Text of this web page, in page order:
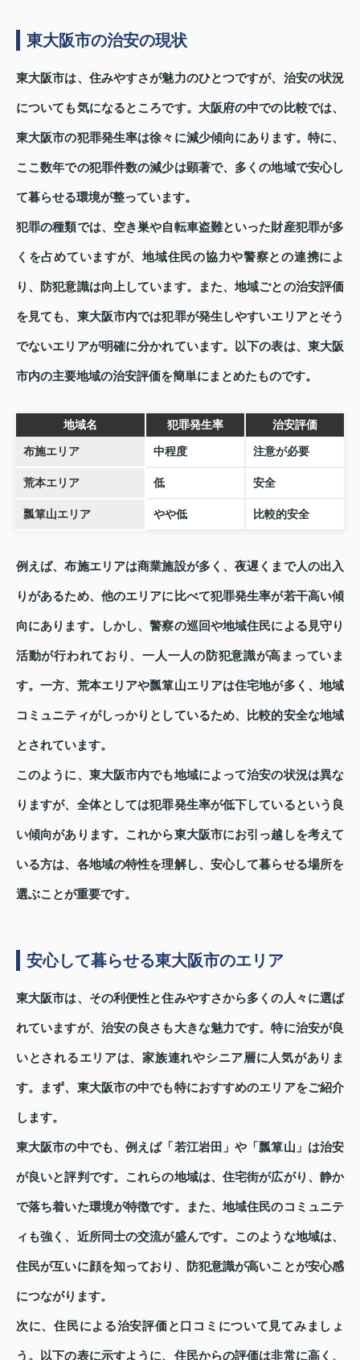
東大阪市の治安の現状
東大阪市は、住みやすさが魅力のひとつですが、治安の状況
についても気になるところです。大阪府の中での比較では、
東大阪市の犯罪発生率は徐々に減少傾向にあります。特に、
ここ数年での犯罪件数の減少は顕著で、多くの地域で安心し
て暮らせる環境が整っています。
犯罪の種類では、空き巣や自転車盗難といった財産犯罪が多
くを占めていますが、地域住民の協力や警察との連携によ
り、防犯意識は向上しています。また、地域ごとの治安評価
を見ても、東大阪市内では犯罪が発生しやすいエリアとそう
でないエリアが明確に分かれています。以下の表は、東大阪
市内の主要地域の治安評価を簡単にまとめたものです。
地域名 犯罪発生率 治安評価
布施エリア 中程度 注意が必要
荒本エリア 低 安全
瓢箪山エリア やや低 比較的安全
例えば、布施エリアは商業施設が多く、夜遅くまで人の出入
りがあるため、他のエリアに比べて犯罪発生率が若干高い傾
向にあります。しかし、警察の巡回や地域住民による見守り
活動が行われており、一人一人の防犯意識が高まっていま
す。一方、荒本エリアや瓢箪山エリアは住宅地が多く、地域
コミュニティがしっかりとしているため、比較的安全な地域
とされています。
このように、東大阪市内でも地域によって治安の状況は異な
りますが、全体としては犯罪発生率が低下しているという良
い傾向があります。これから東大阪市にお引っ越しを考えて
いる方は、各地域の特性を理解し、安心して暮らせる場所を
選ぶことが重要です。
安心して暮らせる東大阪市のエリア
東大阪市は、その利便性と住みやすさから多くの人々に選ば
れていますが、治安の良さも大きな魅力です。特に治安が良
いとされるエリアは、家族連れやシニア層に人気がありま
す。まず、東大阪市の中でも特におすすめのエリアをご紹介
します。
東大阪市の中でも、例えば「若江岩田」や「瓢箪山」は治安
が良いと評判です。これらの地域は、住宅街が広がり、静か
で落ち着いた環境が特徴です。また、地域住民のコミュニテ
ィも強く、近所同士の交流が盛んです。このような地域は、
住民が互いに顔を知っており、防犯意識が高いことが安心感
につながります。
次に、住民による治安評価と口コミについて見てみましょ
う。以下の表に示すように、住民からの評価は非常に高く、